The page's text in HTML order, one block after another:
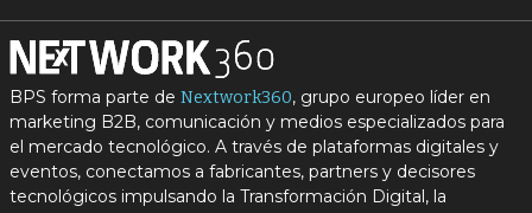
BPS forma parte de Nextwork360, grupo europeo líder en
marketing B2B, comunicación y medios especializados para
el mercado tecnológico. A través de plataformas digitales y
eventos, conectamos a fabricantes, partners y decisores
tecnológicos impulsando la Transformación Digital, la